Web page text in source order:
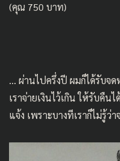
(คุณ 750 บาท)
… ผ่านไปครึ่งปี ผมก็ได้รับจ
เราจ่ายเงินไว้เกิน ให้รับคื
แจ้ง เพราะบางทีเราก็ไม่รู้ว่